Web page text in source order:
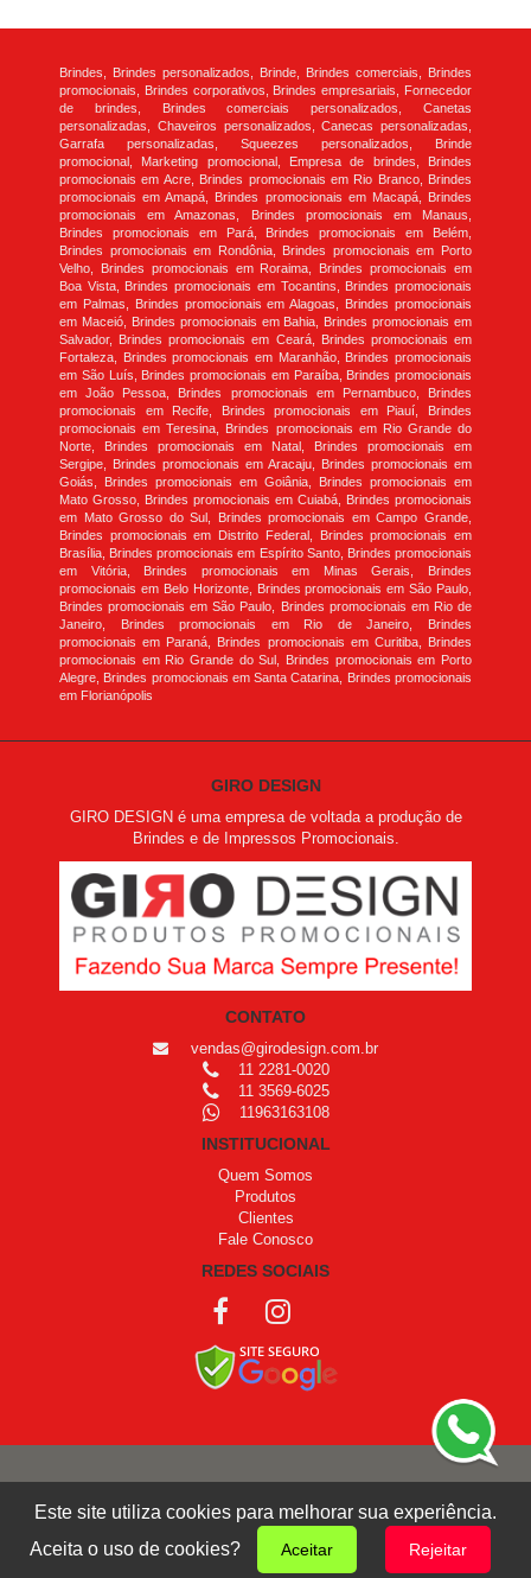
Brindes, Brindes personalizados, Brinde, Brindes comerciais, Brindes
promocionais, Brindes corporativos, Brindes empresariais, Fornecedor
de brindes, Brindes comerciais personalizados, Canetas
personalizadas, Chaveiros personalizados, Canecas personalizadas,
Garrafa personalizadas, Squeezes personalizados, Brinde
promocional, Marketing promocional, Empresa de brindes, Brindes
promocionais em Acre, Brindes promocionais em Rio Branco, Brindes
promocionais em Amapá, Brindes promocionais em Macapá, Brindes
promocionais em Amazonas, Brindes promocionais em Manaus,
Brindes promocionais em Pará, Brindes promocionais em Belém,
Brindes promocionais em Rondônia, Brindes promocionais em Porto
Velho, Brindes promocionais em Roraima, Brindes promocionais em
Boa Vista, Brindes promocionais em Tocantins, Brindes promocionais
em Palmas, Brindes promocionais em Alagoas, Brindes promocionais
em Maceió, Brindes promocionais em Bahia, Brindes promocionais em
Salvador, Brindes promocionais em Ceará, Brindes promocionais em
Fortaleza, Brindes promocionais em Maranhão, Brindes promocionais
em São Luís, Brindes promocionais em Paraíba, Brindes promocionais
em João Pessoa, Brindes promocionais em Pernambuco, Brindes
promocionais em Recife, Brindes promocionais em Piauí, Brindes
promocionais em Teresina, Brindes promocionais em Rio Grande do
Norte, Brindes promocionais em Natal, Brindes promocionais em
Sergipe, Brindes promocionais em Aracaju, Brindes promocionais em
Goiás, Brindes promocionais em Goiânia, Brindes promocionais em
Mato Grosso, Brindes promocionais em Cuiabá, Brindes promocionais
em Mato Grosso do Sul, Brindes promocionais em Campo Grande,
Brindes promocionais em Distrito Federal, Brindes promocionais em
Brasília, Brindes promocionais em Espírito Santo, Brindes promocionais
em Vitória, Brindes promocionais em Minas Gerais, Brindes
promocionais em Belo Horizonte, Brindes promocionais em São Paulo,
Brindes promocionais em São Paulo, Brindes promocionais em Rio de
Janeiro, Brindes promocionais em Rio de Janeiro, Brindes
promocionais em Paraná, Brindes promocionais em Curitiba, Brindes
promocionais em Rio Grande do Sul, Brindes promocionais em Porto
Alegre, Brindes promocionais em Santa Catarina, Brindes promocionais
em Florianópolis
GIRO DESIGN
GIRO DESIGN é uma empresa de voltada a produção de
Brindes e de Impressos Promocionais.
CONTATO
vendas@girodesign.com.br
11 2281-0020
11 3569-6025
11963163108
INSTITUCIONAL
Quem Somos
Produtos
Clientes
Fale Conosco
REDES SOCIAIS
Giro Design
Este site utiliza cookies para melhorar sua experiência.
Aceita o uso de cookies?
Aceitar Rejeitar